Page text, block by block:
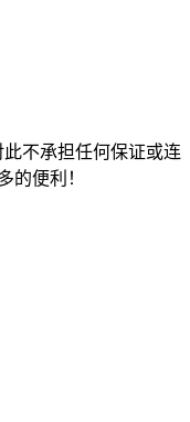
不承担任何保证或连
的便利！